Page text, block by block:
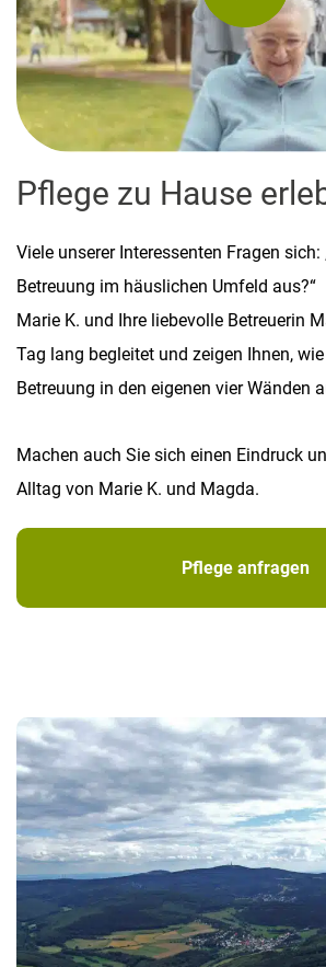
Pflege zu Hause
Viele unserer Interessenten Fragen sich:
Betreuung im häuslichen Umfeld aus?“
Marie K. und Ihre liebevolle Betreuerin
Tag lang begleitet und zeigen Ihnen,
Betreuung in den eigenen vier Wänden
Machen auch Sie sich einen Eindruck
Alltag von Marie K. und Magda.
Pflege anfragen